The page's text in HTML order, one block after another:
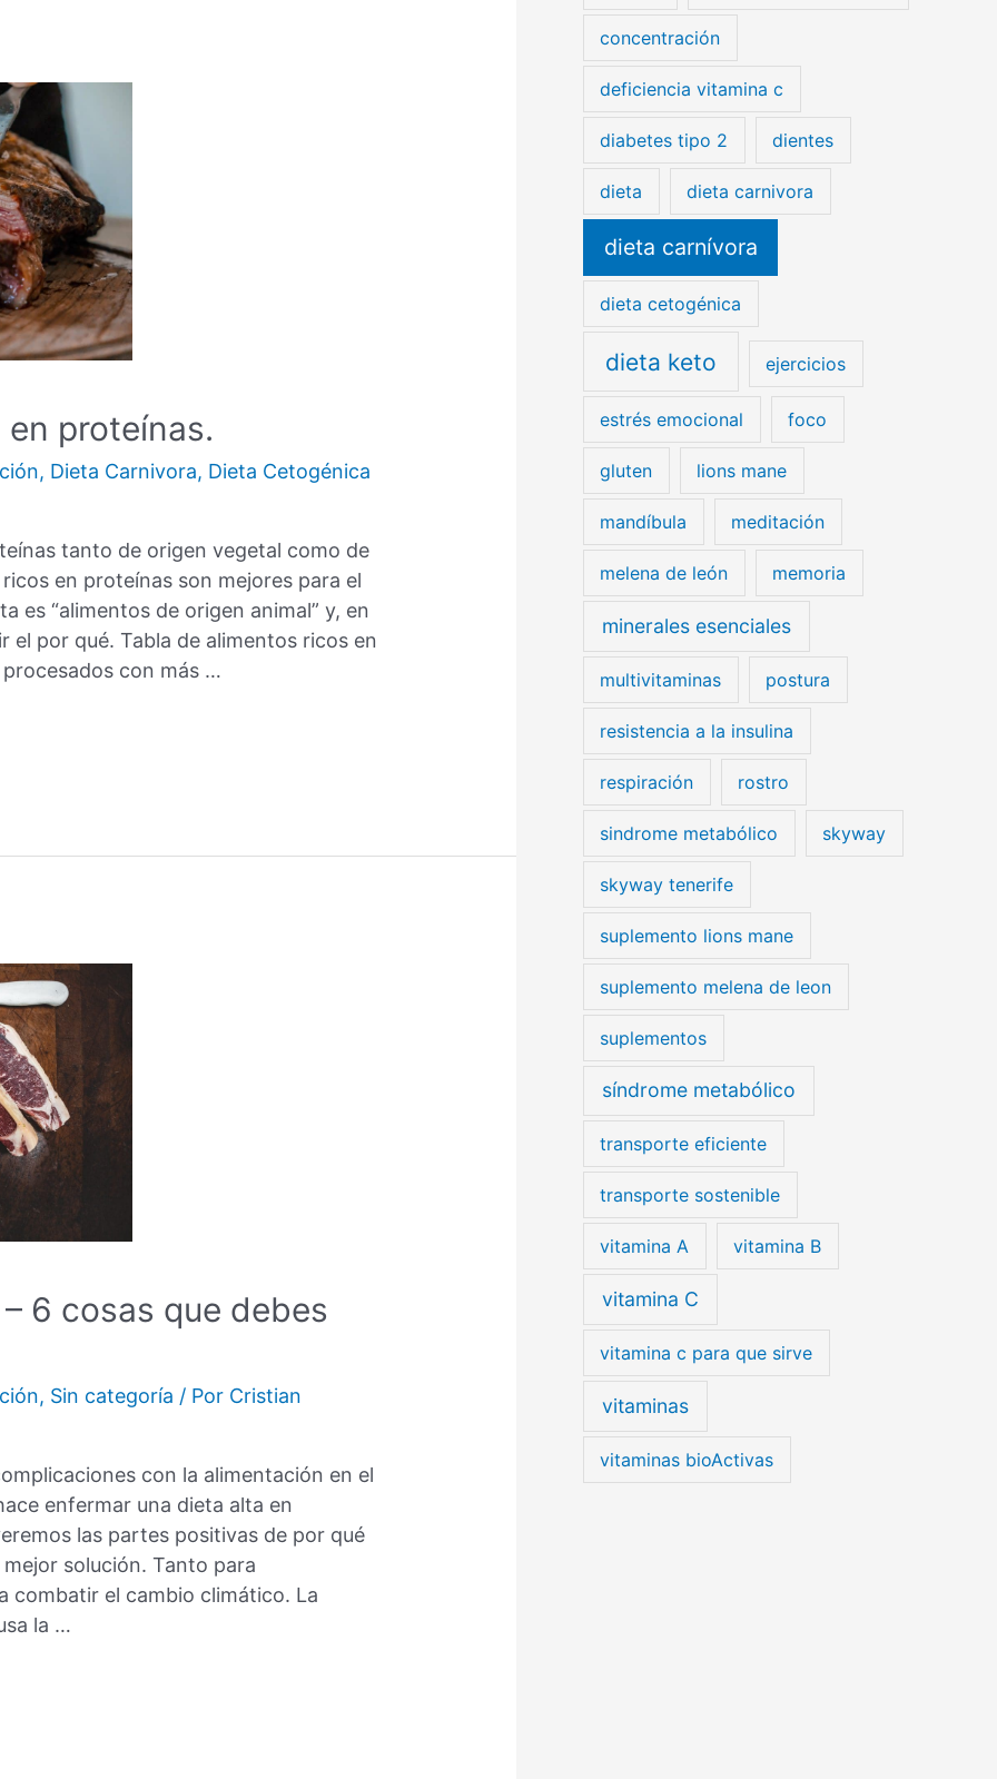
proteínas.
, Dieta Carnivora, Dieta Cetogénica
tanto de origen vegetal como de
en proteínas son mejores para el
es “alimentos de origen animal” y, en
el por qué. Tabla de alimentos ricos en
con más …
6 cosas que debes
, Sin categoría / Por Cristian
con la alimentación en el
enfermar una dieta alta en
las partes positivas de por qué
solución. Tanto para
combatir el cambio climático. La
la …
concentración
deficiencia vitamina c
diabetes tipo 2 dientes
dieta dieta carnivora
dieta carnívora
dieta cetogénica
dieta keto ejercicios
estrés emocional foco
gluten lions mane
mandíbula meditación
melena de león memoria
minerales esenciales
multivitaminas postura
resistencia a la insulina
respiración rostro
sindrome metabólico skyway
skyway tenerife
suplemento lions mane
suplemento melena de leon
suplementos
síndrome metabólico
transporte eficiente
transporte sostenible
vitamina A vitamina B
vitamina C
vitamina c para que sirve
vitaminas
vitaminas bioActivas